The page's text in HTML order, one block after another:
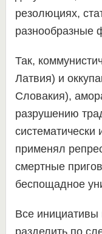
резолюциях,
разнообразные
Так,
Латвия) и
Словакия),
разрушению
применял
смертные
беспощадное
Все инициативы
разделить по